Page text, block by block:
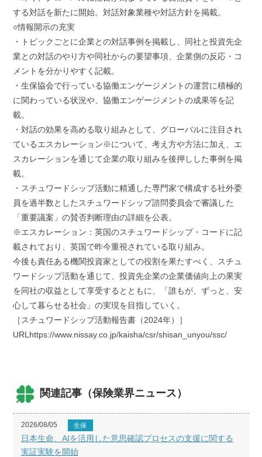
する対話を新たに開始。対話対象業種や対話方針を掲載。
○情報開示の充実
・トピックごとに企業との対話事例を掲載し、同社と投資先企
業との対話のやり方や同社からの要望事項、企業側の反応・コ
メントを分かりやすく記載。
・生保協会で行っている協働エンゲージメントの運営に積極的
に関わっている状況や、協働エンゲージメントの成果等を記
載。
・対話の効果を高める取り組みとして、グローバルに注目され
ているエスカレーション※について、考え方や方法に加え、エ
スカレーションを通じて企業の取り組みを後押しした事例を掲
載。
・スチュワードシップ活動に精通した専門家で構成する社外委
員を過半数としたスチュワードシップ諮問委員会で審議した
「重要議案」の賛否判断理由の詳細を公表。
※エスカレーション：英国のスチュワードシップ・コードに記
載されており、英国で昨今重視されている取り組み。
今後も責任ある機関投資家としての役割を果たすべく、スチュ
ワードシップ活動を通じて、投資先企業の企業価値向上の果実
を同社の収益として享受するとともに、「誰もが、ずっと、安
心して暮らせる社会」の実現を目指していく。
［スチュワードシップ活動報告書（2024年）］
URLhttps://www.nissay.co.jp/kaisha/csr/shisan_unyou/ssc/
関連記事（保険業界ニュース）
2026/08/05 生保
日本生命、AIを活用した意思確認プロセスの支援に関する
実証実験を開始